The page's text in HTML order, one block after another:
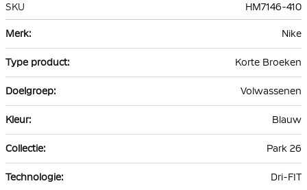
SKU
HM7146-410
informatie
Nike
Korte Broeken
Volwassenen
Blauw
Park 26
Dri-FIT